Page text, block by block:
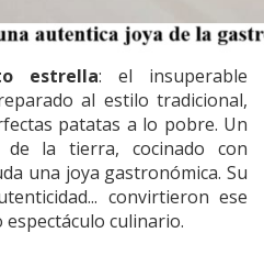
estrella: el insuperable
al estilo tradicional,
patatas a lo pobre. Un
la tierra, cocinado con
una joya gastronómica. Su
convirtieron ese
culinario.